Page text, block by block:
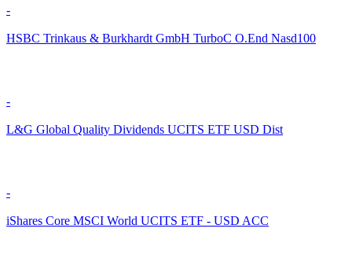
-
HSBC Trinkaus & Burkhardt GmbH TurboC O.End Nasd100
-
L&G Global Quality Dividends UCITS ETF USD Dist
-
iShares Core MSCI World UCITS ETF - USD ACC